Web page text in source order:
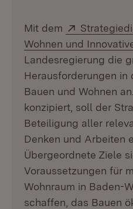
Mit dem Extern:
Wohnen und
Landesregierung die
Herausforderungen in
Bauen und Wohnen
konzipiert, soll der
Beteiligung aller
Denken und Arbeiten
Übergeordnete Ziele
Voraussetzungen für
Wohnraum in Baden-
schaffen, das Bauen